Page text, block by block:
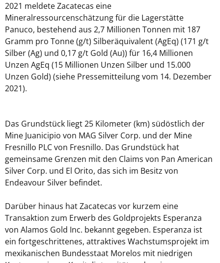
2021 meldete Zacatecas eine
Mineralressourcenschätzung für die Lagerstätte
Panuco, bestehend aus 2,7 Millionen Tonnen mit 187
Gramm pro Tonne (g/t) Silberäquivalent (AgEq) (171 g/t
Silber (Ag) und 0,17 g/t Gold (Au)) für 16,4 Millionen
Unzen AgEq (15 Millionen Unzen Silber und 15.000
Unzen Gold) (siehe Pressemitteilung vom 14. Dezember
2021).
Das Grundstück liegt 25 Kilometer (km) südöstlich der
Mine Juanicipio von MAG Silver Corp. und der Mine
Fresnillo PLC von Fresnillo. Das Grundstück hat
gemeinsame Grenzen mit den Claims von Pan American
Silver Corp. und El Orito, das sich im Besitz von
Endeavour Silver befindet.
Darüber hinaus hat Zacatecas vor kurzem eine
Transaktion zum Erwerb des Goldprojekts Esperanza
von Alamos Gold Inc. bekannt gegeben. Esperanza ist
ein fortgeschrittenes, attraktives Wachstumsprojekt im
mexikanischen Bundesstaat Morelos mit niedrigen